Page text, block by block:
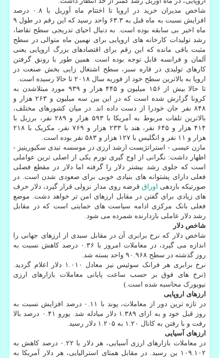
شاخص مدیران خرید در اروپا تا اختتام ماه آوریل با ۰.۸ درصد
افزایش نسبت به ماه قبل به ۶۳.۳ واحد رسید که این رقم در طول ۹
ماه اخیر بی سابقه بوده است. به دنبال احیای تدریجی سطح تقاضا،
رشد تولیدات کارخانه های اروپایی برای نهمین ماه متوالی در سطح
مثبت باقی مانده که این رقم برای اقتصادهای بزرگ اروپایی یعنی
آلمان و فرانسه قابل توجه بوده است. همین طور با رونق گرفتن
کارهای تولیدی در قاره سبز، سطح اشتغال زایی بخش صنعت در
اروپا به بالاترین سطح خود از فوریه سال ۲۰۱۸ تا حالا رسیده است.
تا حالا بیش از ۱۵۶ میلیون و ۴۴۵ هزار و ۹۳۹ مورد مبتلاشدن به
کرونا گزارش شده است که در این بین سه میلیون و ۲۶۳ هزار و
۸۴۸ نفر جان خودرا از دست داده اند. در میان کشورهای مختلف،
بالاترین تلفات مربوط به آمریکا با ۵۹۳ هزار و ۲۸۹ نفر، برزیل با
۴۱۴ هزار و ۶۴۵ نفر، هند با ۲۳۳ هزار و ۷۶۹ نفر، مکزیک با ۲۱۸
هزار و ۱۱ نفر و انگلیس با ۱۲۷ هزار و ۵۸۳ نفر بوده است.
مازن عیسی - استراتژیست ارشد ارزی در موسسه تیدی سکیوریتیز -
اظهار داشت: نگرانی از اوج گیری تورم یکی از اصلی ترین عواملی
است که جلوی رشد بیشتر دلار را گرفته اما دلار در مقطع فصلی
فعلی دارای پشتوانه های بنیادی خوبی برای صعودی شدن است. در
صورتیکه بازدهی
اوراق قرضه روی مدار نزولی قرار گیرد، دلار حرف
های زیادی برای گفتن در مقابل ارزهای امن تر خواهد دشت. موضع
فعلی بانک مرکزی ادامه سیاست های حمایتی است که در مقابل
رشد دلار عاملی بازدارنده شمرده می شود.
شاخص دلار
شاخص دلار که نرخ برابری آن در مقابل سبدی از ارزهای جهانی را
اندازه می گیرد، در معاملات امروز با ۰.۳۶ درصد کاهش نسبت به
روز گذشته در سطح ۹۰.۹۶۸ واحد بسته شد.
نرخ برابری هر فرانک سوئیس نیز معادل ۱.۰۱۰ دلار اعلام گردید.
(نرخ های فوق بر حسب ساعت پایانی معاملات بازارهای ارزی
نیویورک محاسبه شده است.)
ارزهای اروپایی
در تازه ترین دور از معاملات، پوند با ۰.۱۱ درصد افزایش نسبت به
روز قبل خود و به ازای ۱.۳۸۹ دلار مبادله شد. یورو ۰.۴۱ درصد بالا
رفت و با رفتن به کانال ۱.۲۰ به ۱.۲۰۵ دلار رسید.
ارزهای آسیایی
در معاملات بازارهای ارزی آسیایی، هر دلار با ۰.۲۲ درصد کاهش به
۱۰۹.۱۰۲ ین رسید. در مقابل همتای استرالیایی، هر دلار آمریکا به